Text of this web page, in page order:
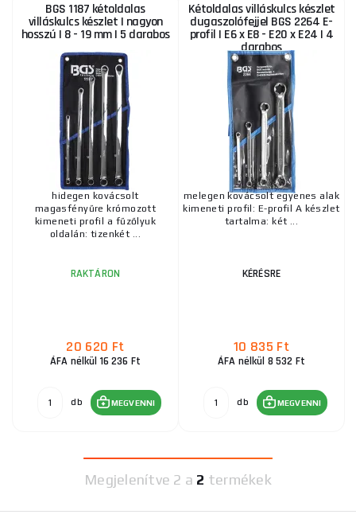
BGS 1187 kétoldalas
villáskulcs készlet | nagyon
hosszú | 8 - 19 mm | 5 darabos
hidegen kovácsolt
magasfényűre krómozott
kimeneti profil a fűzőlyuk
oldalán: tizenkét ...
RAKTÁRON
20 620 Ft
ÁFA nélkül 16 236 Ft
db MEGVENNI
Kétoldalas villáskulcs készlet
dugaszolófejjel BGS 2264 E-
profil | E6 x E8 - E20 x E24 | 4
darabos
melegen kovácsolt egyenes alak
kimeneti profil: E-profil A készlet
tartalma: két ...
KÉRÉSRE
10 835 Ft
ÁFA nélkül 8 532 Ft
db MEGVENNI
Megjelenítve 2 a 2 termékek